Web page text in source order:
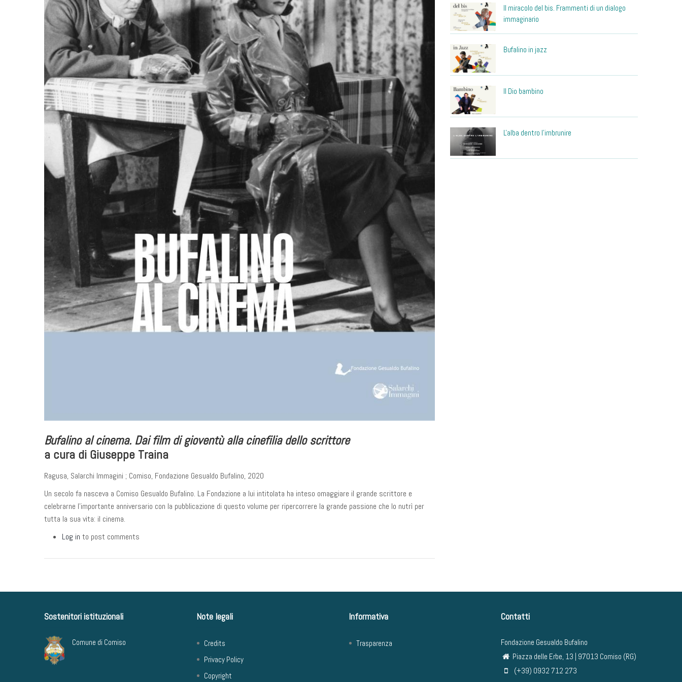
Bufalino al cinema. Dai film di gioventù alla cinefilia dello scrittore
a cura di Giuseppe Traina
Ragusa, Salarchi Immagini ; Comiso, Fondazione Gesualdo Bufalino, 2020
Un secolo fa nasceva a Comiso Gesualdo Bufalino. La Fondazione a lui intitolata ha inteso omaggiare il grande scrittore e
celebrarne l'importante anniversario con la pubblicazione di questo volume per ripercorrere la grande passione che lo nutrì per
tutta la sua vita: il cinema.
Log in to post comments
Il miracolo del bis. Frammenti di un dialogo
immaginario
Bufalino in jazz
Il Dio bambino
L'alba dentro l'imbrunire
Sostenitori istituzionali
Comune di Comiso
Note legali
Credits
Privacy Policy
Copyright
Informativa
Trasparenza
Contatti
Fondazione Gesualdo Bufalino
Piazza delle Erbe, 13 | 97013 Comiso (RG)
(+39) 0932 712 273